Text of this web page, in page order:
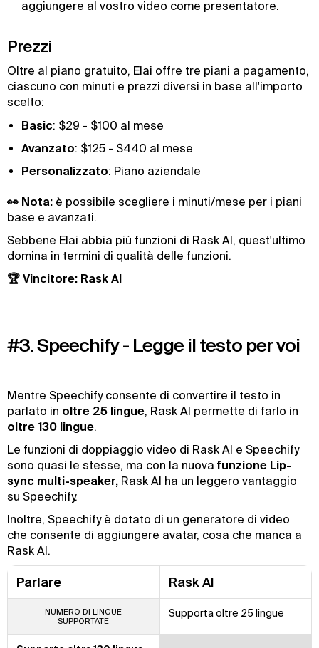
aggiungere al vostro video come presentatore.
Prezzi
Oltre al piano gratuito, Elai offre tre piani a pagamento,
ciascuno con minuti e prezzi diversi in base all'importo
scelto:
Basic: $29 - $100 al mese
Avanzato: $125 - $440 al mese
Personalizzato: Piano aziendale
👀 Nota: è possibile scegliere i minuti/mese per i piani
base e avanzati.
Sebbene Elai abbia più funzioni di Rask AI, quest'ultimo
domina in termini di qualità delle funzioni.
🏆 Vincitore: Rask AI
#3. Speechify - Legge il testo per voi
Mentre Speechify consente di convertire il testo in
parlato in oltre 25 lingue, Rask AI permette di farlo in
oltre 130 lingue.
Le funzioni di doppiaggio video di Rask AI e Speechify
sono quasi le stesse, ma con la nuova funzione Lip-
sync multi-speaker, Rask AI ha un leggero vantaggio
su Speechify.
Inoltre, Speechify è dotato di un generatore di video
che consente di aggiungere avatar, cosa che manca a
Rask AI.
Parlare Rask AI
NUMERO DI LINGUE
SUPPORTATE
Supporta oltre 25 lingue